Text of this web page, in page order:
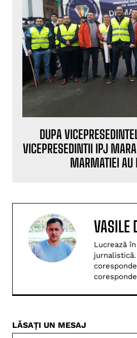
DUPA
VICEPRESEDINTII IPJ
MARMATIEI AU
VASILE
Lucrează
LĂSAȚI UN MESAJ